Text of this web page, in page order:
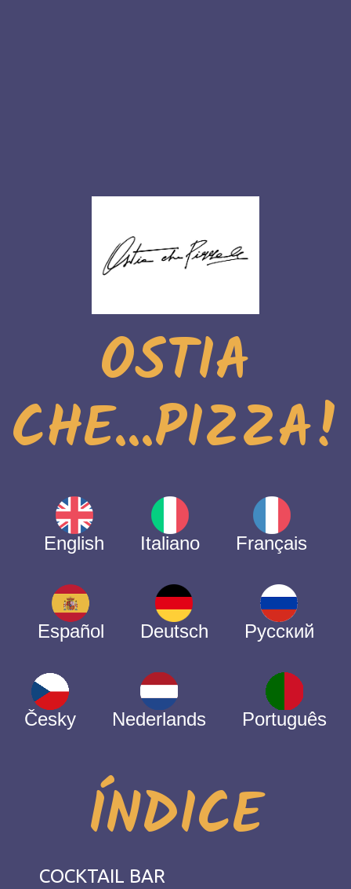
OSTIA
CHE...PIZZA!
English Italiano Français
Español Deutsch Русский
Česky Nederlands Português
ÍNDICE
COCKTAIL BAR